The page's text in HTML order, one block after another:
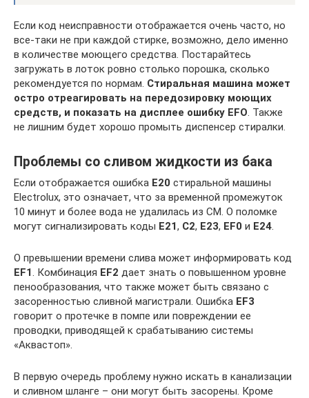
Если код неисправности отображается очень часто, но
все-таки не при каждой стирке, возможно, дело именно
в количестве моющего средства. Постарайтесь
загружать в лоток ровно столько порошка, сколько
рекомендуется по нормам. Стиральная машина может
остро отреагировать на передозировку моющих
средств, и показать на дисплее ошибку EFO. Также
не лишним будет хорошо промыть диспенсер стиралки.
Проблемы со сливом жидкости из бака
Если отображается ошибка Е20 стиральной машины
Electrolux, это означает, что за временной промежуток
10 минут и более вода не удалилась из СМ. О поломке
могут сигнализировать коды E21, C2, E23, EF0 и E24.
О превышении времени слива может информировать код
EF1. Комбинация EF2 дает знать о повышенном уровне
пенообразования, что также может быть связано с
засоренностью сливной магистрали. Ошибка EF3
говорит о протечке в помпе или повреждении ее
проводки, приводящей к срабатыванию системы
«Аквастоп».
В первую очередь проблему нужно искать в канализации
и сливном шланге – они могут быть засорены. Кроме